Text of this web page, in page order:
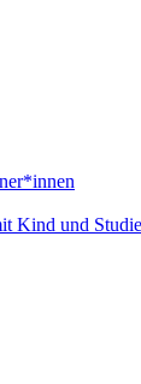
Kind und